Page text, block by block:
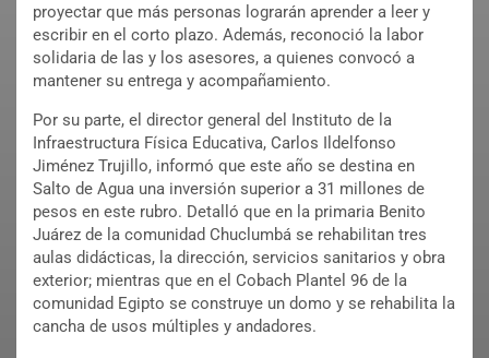
proyectar que más personas lograrán aprender a leer y
escribir en el corto plazo. Además, reconoció la labor
solidaria de las y los asesores, a quienes convocó a
mantener su entrega y acompañamiento.
Por su parte, el director general del Instituto de la
Infraestructura Física Educativa, Carlos Ildelfonso
Jiménez Trujillo, informó que este año se destina en
Salto de Agua una inversión superior a 31 millones de
pesos en este rubro. Detalló que en la primaria Benito
Juárez de la comunidad Chuclumbá se rehabilitan tres
aulas didácticas, la dirección, servicios sanitarios y obra
exterior; mientras que en el Cobach Plantel 96 de la
comunidad Egipto se construye un domo y se rehabilita la
cancha de usos múltiples y andadores.